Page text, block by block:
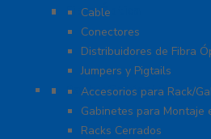
Fibra Óptica
Cable
Conectores
Distribuidores de Fibra
Jumpers y Pigtails
Rack y Gabinetes
Accesorios para Rack/
Gabinetes para Montaje
Racks Cerrados